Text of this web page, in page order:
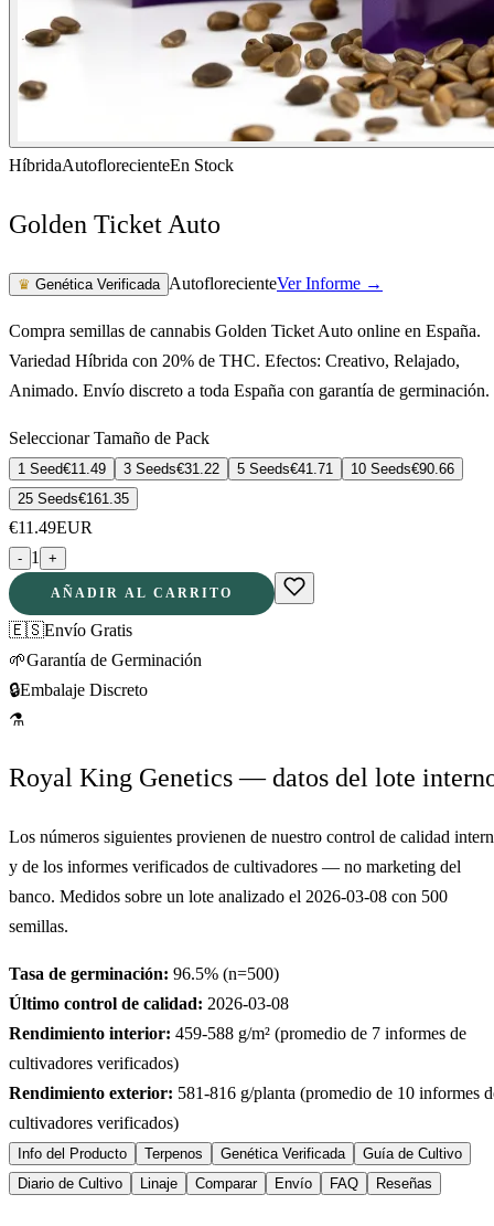
HíbridaAutoflorecienteEn Stock
Golden Ticket Auto
♛ Genética Verificada AutoflorecienteVer Informe →
Compra semillas de cannabis Golden Ticket Auto online en España.
Variedad Híbrida con 20% de THC. Efectos: Creativo, Relajado,
Animado. Envío discreto a toda España con garantía de germinación.
Seleccionar Tamaño de Pack
1 Seed€11.49 3 Seeds€31.22 5 Seeds€41.71 10 Seeds€90.66
25 Seeds€161.35
€11.49EUR
- 1 +
AÑADIR AL CARRITO
🇪🇸Envío Gratis
🌱Garantía de Germinación
🔒Embalaje Discreto
⚗
Royal King Genetics — datos del lote
Los números siguientes provienen de nuestro control de calidad
y de los informes verificados de cultivadores — no marketing del
banco. Medidos sobre un lote analizado el 2026-03-08 con 500
semillas.
Tasa de germinación: 96.5% (n=500)
Último control de calidad: 2026-03-08
Rendimiento interior: 459-588 g/m² (promedio de 7 informes de
cultivadores verificados)
Rendimiento exterior: 581-816 g/planta (promedio de 10 informes
cultivadores verificados)
Info del Producto Terpenos Genética Verificada
Guía de Cultivo
Diario de Cultivo
Linaje Comparar Envío FAQ Reseñas